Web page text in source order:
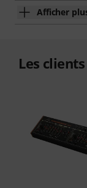
Afficher
Les